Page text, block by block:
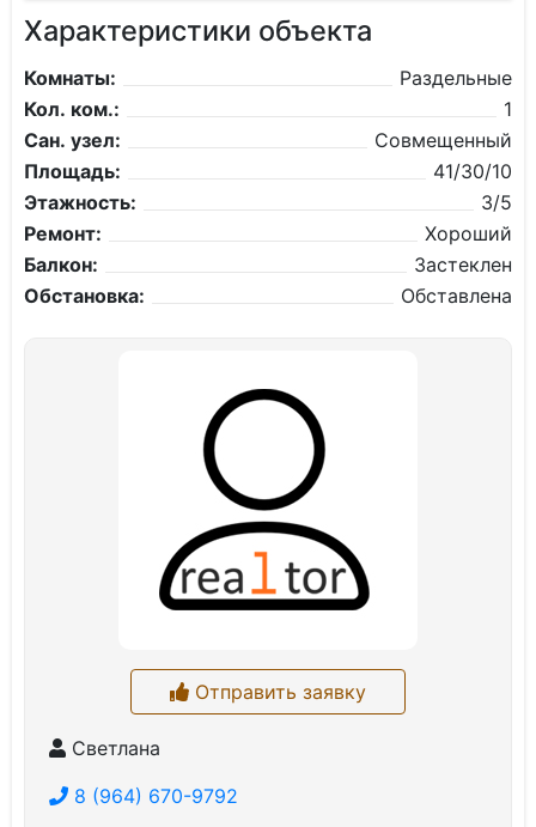
Характеристики объекта
Комнаты:
Раздельные
Кол. ком.:
1
Сан. узел:
Совмещенный
Площадь:
41/30/10
Этажность:
3/5
Ремонт:
Хороший
Балкон:
Застеклен
Обстановка:
Обставлена
Отправить заявку
Светлана
8 (964) 670-9792